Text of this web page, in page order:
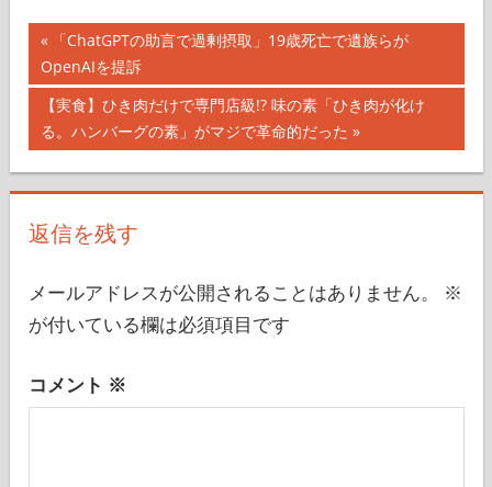
投
稿
ナ
ビ
ゲ
ー
シ
ョ
ン
前
の
記
事:
「ChatGPTの助言で過剰摂取」19歳死亡で遺族らが
OpenAIを提訴
次
の
記
【実食】ひき肉だけで専門店級!? 味の素「ひき肉が化け
る。ハンバーグの素」がマジで革命的だった
返信を残す
メールアドレスが公開されることはありません。
※
が付いている欄は必須項目です
コメント ※